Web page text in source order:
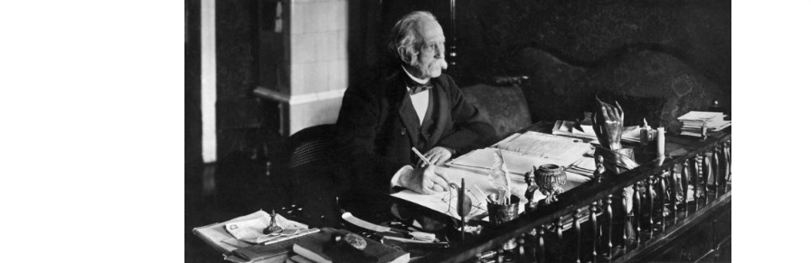
FONTANE UND SCHULE
FORSCHER*INNEN
FONTANE-INSTITUTIONEN
FONTANE-
LEBENSSTATIONEN